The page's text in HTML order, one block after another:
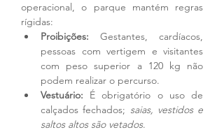
operacional, o parque mantém regras
rígidas:
Proibições: Gestantes, cardíacos,
pessoas com vertigem e visitantes
com peso superior a 120 kg não
podem realizar o percurso.
Vestuário: É obrigatório o uso de
calçados fechados; saias, vestidos e
saltos altos são vetados.